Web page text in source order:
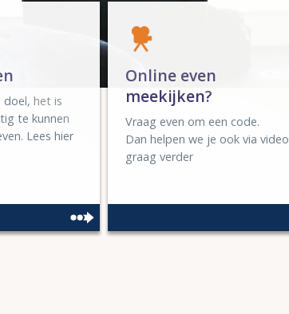
doel, het is
te kunnen
Lees hier
Online even
meekijken?
Vraag even om een code.
Dan helpen we je ook via video
graag verder